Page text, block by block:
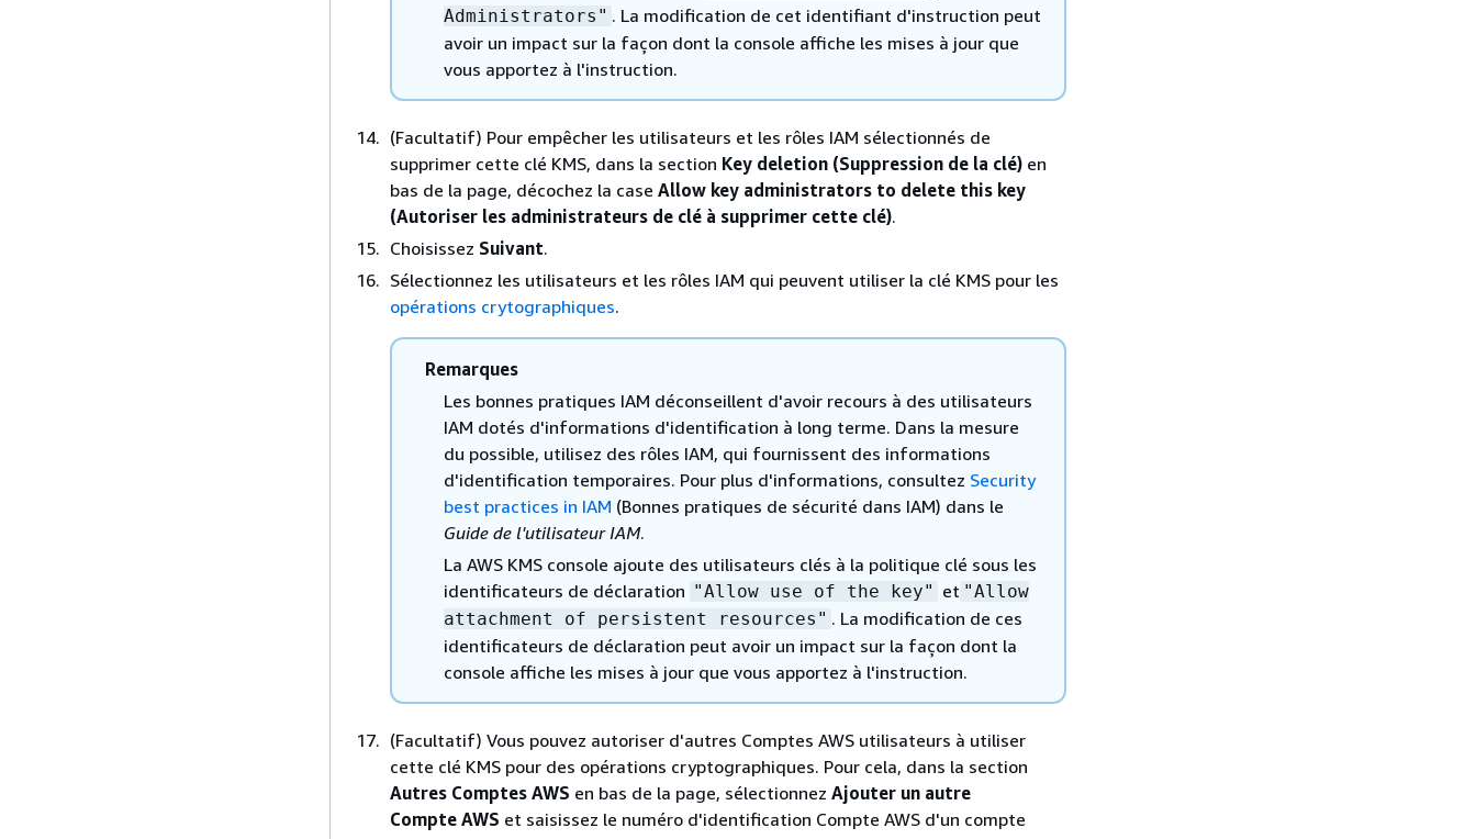
Administrators" . La modification de cet identifiant d'instruction peut
avoir un impact sur la façon dont la console affiche les mises à jour que
vous apportez à l'instruction.
(Facultatif) Pour empêcher les utilisateurs et les rôles IAM sélectionnés de
supprimer cette clé KMS, dans la section Key deletion (Suppression de la clé) en
bas de la page, décochez la case Allow key administrators to delete this key
(Autoriser les administrateurs de clé à supprimer cette clé).
Choisissez Suivant.
Sélectionnez les utilisateurs et les rôles IAM qui peuvent utiliser la clé KMS pour les
opérations crytographiques.
Remarques
Les bonnes pratiques IAM déconseillent d'avoir recours à des utilisateurs
IAM dotés d'informations d'identification à long terme. Dans la mesure
du possible, utilisez des rôles IAM, qui fournissent des informations
d'identification temporaires. Pour plus d'informations, consultez Security
best practices in IAM (Bonnes pratiques de sécurité dans IAM) dans le
Guide de l'utilisateur IAM.
La AWS KMS console ajoute des utilisateurs clés à la politique clé sous les
identificateurs de déclaration "Allow use of the key" et "Allow
attachment of persistent resources" . La modification de ces
identificateurs de déclaration peut avoir un impact sur la façon dont la
console affiche les mises à jour que vous apportez à l'instruction.
(Facultatif) Vous pouvez autoriser d'autres Comptes AWS utilisateurs à utiliser
cette clé KMS pour des opérations cryptographiques. Pour cela, dans la section
Autres Comptes AWS en bas de la page, sélectionnez Ajouter un autre
Compte AWS et saisissez le numéro d'identification Compte AWS d'un compte